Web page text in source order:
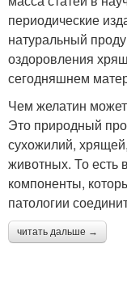
периодические
натуральный
оздоровления
сегодняшнем
Чем желатин
Это природный
сухожилий,
животных. То есть
компоненты,
патологии
читать дальше →